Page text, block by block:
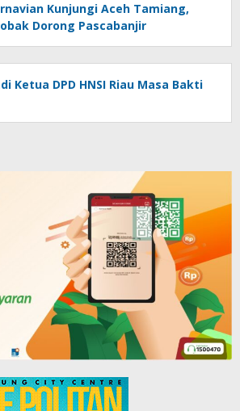
Kunjungi Aceh Tamiang,
Dorong Pascabanjir
Ketua DPD HNSI Riau Masa Bakti